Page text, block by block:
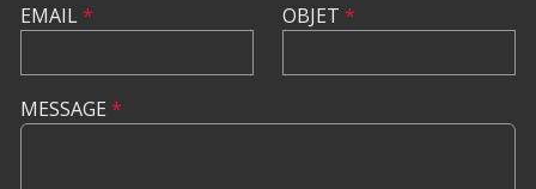
EMAIL* OBJET *
MESSAGE *